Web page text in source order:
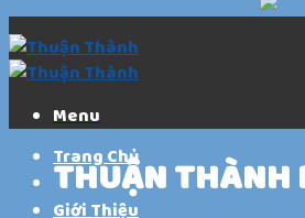
Menu
THUẬN THÀNH
Trang Chủ
Giới Thiệu